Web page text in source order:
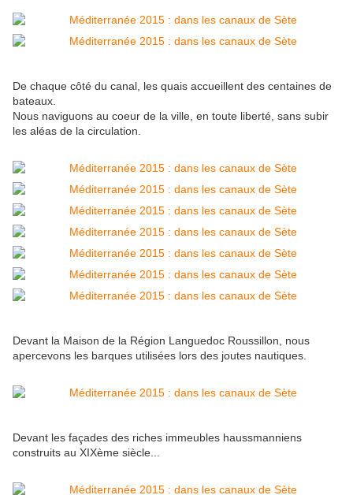
De chaque côté du canal, les quais accueillent des centaines de
bateaux.
Nous naviguons au coeur de la ville, en toute liberté, sans subir
les aléas de la circulation.
Devant la Maison de la Région Languedoc Roussillon, nous
apercevons les barques utilisées lors des joutes nautiques.
Devant les façades des riches immeubles haussmanniens
construits au XIXème siècle...